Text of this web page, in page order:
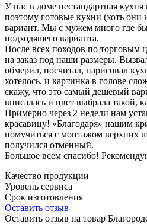
У нас в доме нестандартная кухня
поэтому готовые кухни (хоть
вариант. Мы с мужем много где
подходящего варианта.
После всех походов по торговым
на заказ под наши размеры.
обмерил, посчитал, нарисовал
хотелось, и картинка в голове
скажу, что это самый дешевый
вписалась и цвет выбрала такой,
Примерно через 2 недели нам
красавицу! «Благодаря» нашим
помучиться с монтажом верхних
получился отменный.
Большое всем спасибо!
Качество продукции
Уровень сервиса
Срок изготовления
Оставить отзыв
Оставить отзыв на товар